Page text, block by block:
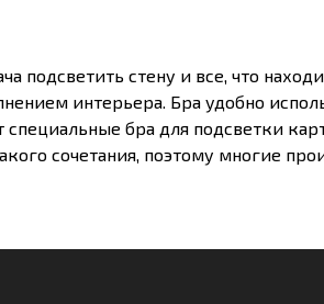
подсветить стену и все, что
интерьера. Бра удобно
бра для подсветки
сочетания, поэтому многие